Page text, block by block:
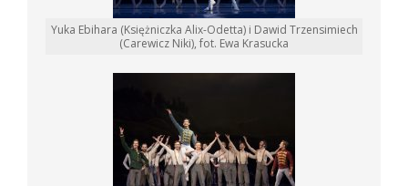
Yuka Ebihara (Księżniczka Alix-Odetta) i Dawid Trzensimiech
(Carewicz Niki), fot. Ewa Krasucka